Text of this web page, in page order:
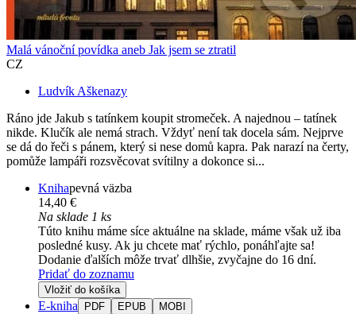
Malá vánoční povídka aneb Jak jsem se ztratil
CZ
Ludvík Aškenazy
Ráno jde Jakub s tatínkem koupit stromeček. A najednou – tatínek
nikde. Klučík ale nemá strach. Vždyť není tak docela sám. Nejprve
se dá do řeči s pánem, který si nese domů kapra. Pak narazí na čerty,
pomůže lampáři rozsvěcovat svítilny a dokonce si...
Knihapevná väzba
14,40 €
Na sklade 1 ks
Túto knihu máme síce aktuálne na sklade, máme však už iba
posledné kusy. Ak ju chcete mať rýchlo, ponáhľajte sa!
Dodanie ďalších môže trvať dlhšie, zvyčajne do 16 dní.
Pridať do zoznamu
Vložiť do košíka
E-kniha PDF EPUB MOBI